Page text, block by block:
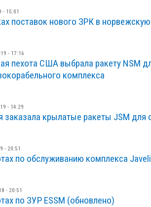
- 15:01
поставок нового ЗРК в
- 17:16
пехота США выбрала ракету NSM
комплекса
- 14:29
заказала крылатые ракеты JSM для
- 20:51
по обслуживанию комплекса
- 20:51
по ЗУР ESSM (обновлено)